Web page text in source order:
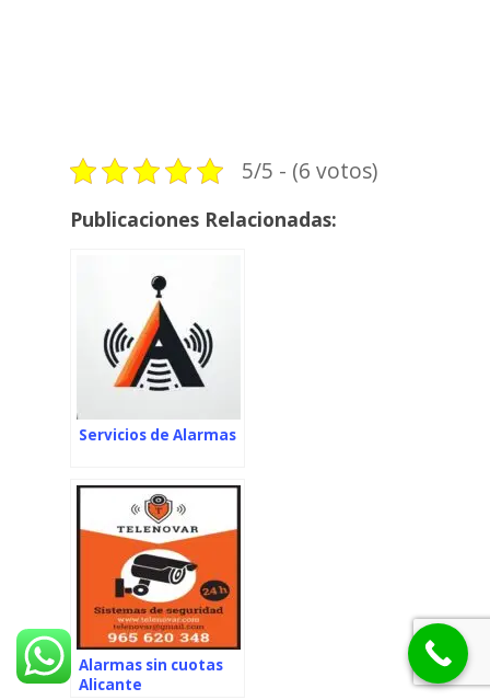
5/5 - (6 votos)
Publicaciones Relacionadas:
Servicios de Alarmas
Alarmas sin cuotas
Alicante